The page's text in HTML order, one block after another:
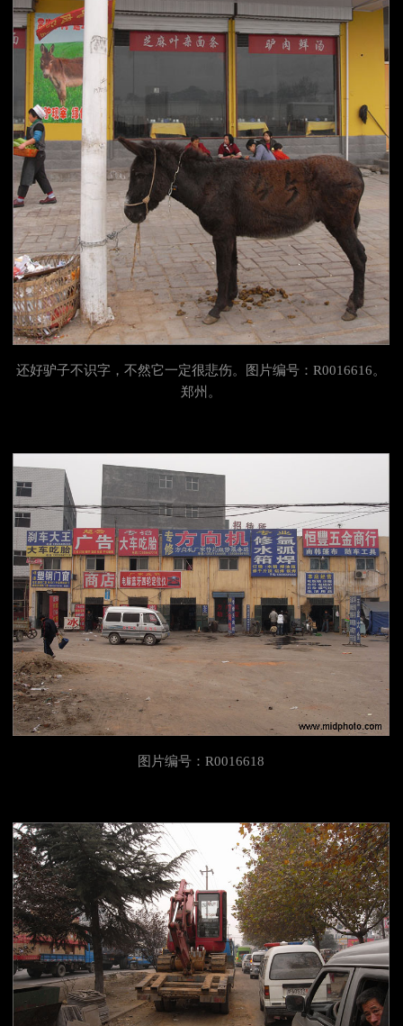
还好驴子不识字，不然它一定很悲伤。图片编号：R0016616。
郑州。
图片编号：R0016618